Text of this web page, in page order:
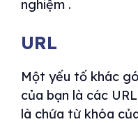
nghiệm .
URL
Một yếu tố khác
của bạn là các
là chứa từ khóa